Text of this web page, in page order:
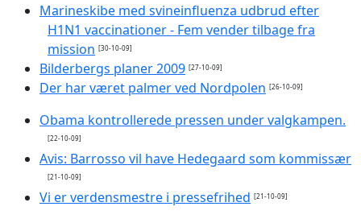
Marineskibe med svineinfluenza udbrud efter
H1N1 vaccinationer - Fem vender tilbage fra
mission [30-10-09]
Bilderbergs planer 2009 [27-10-09]
Der har været palmer ved Nordpolen [26-10-09]
Obama kontrollerede pressen under valgkampen.
[22-10-09]
Avis: Barrosso vil have Hedegaard som kommissær
[21-10-09]
Vi er verdensmestre i pressefrihed [21-10-09]